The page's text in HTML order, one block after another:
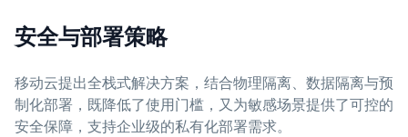
安全与部署策略
移动云提出全栈式解决方案，结合物理隔离、数据隔离与预
制化部署，既降低了使用门槛，又为敏感场景提供了可控的
安全保障，支持企业级的私有化部署需求。